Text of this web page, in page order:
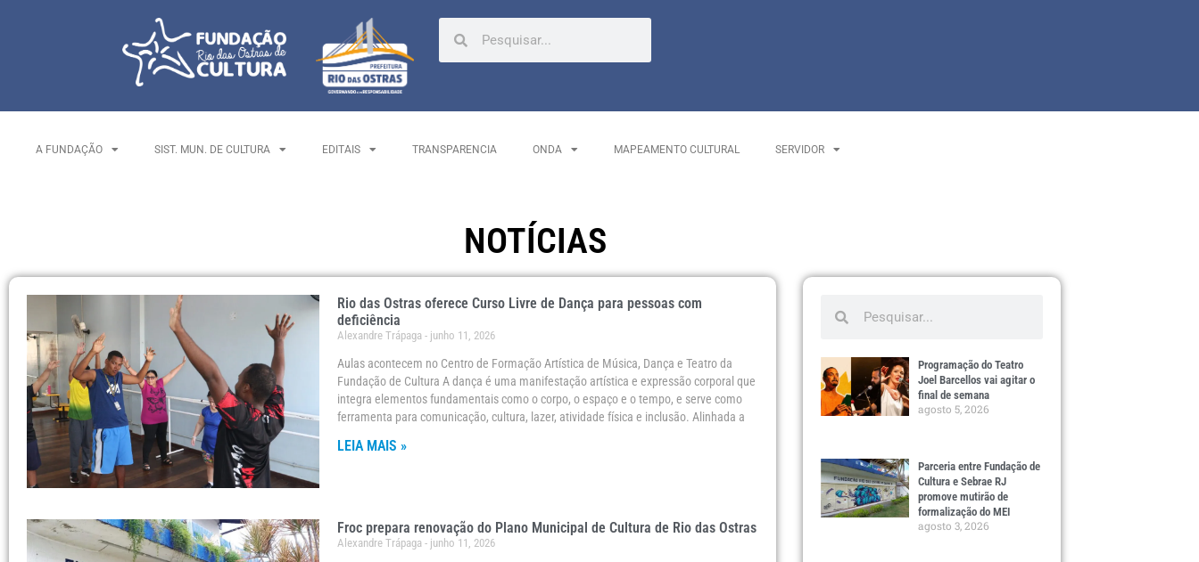
A FUNDAÇÃO SIST. MUN. DE CULTURA EDITAIS TRANSPARENCIA ONDA MAPEAMENTO CULTURAL SERVIDOR
NOTÍCIAS
Rio das Ostras oferece Curso Livre de Dança para pessoas com
deficiência
Alexandre Trápaga junho 11, 2026
Aulas acontecem no Centro de Formação Artística de Música, Dança e Teatro da
Fundação de Cultura A dança é uma manifestação artística e expressão corporal que
integra elementos fundamentais como o corpo, o espaço e o tempo, e serve como
ferramenta para comunicação, cultura, lazer, atividade física e inclusão. Alinhada a
LEIA MAIS »
Froc prepara renovação do Plano Municipal de Cultura de Rio das Ostras
Alexandre Trápaga junho 11, 2026
Programação do Teatro
Joel Barcellos vai agitar o
final de semana
agosto 5, 2026
Parceria entre Fundação de
Cultura e Sebrae RJ
promove mutirão de
formalização do MEI
agosto 3, 2026